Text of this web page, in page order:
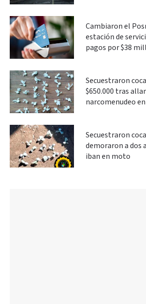
Cambiaron el
estación de
pagos por $38
Secuestraron
$650.000 tras
narcomenudeo
Secuestraron
demoraron a dos
iban en moto